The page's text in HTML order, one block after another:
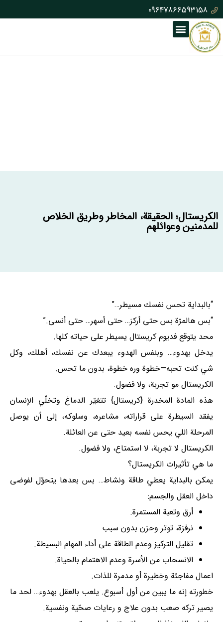
09647866593158
الكريستال؛ الحقيقة، المخاطر وطريق الخلاص
للمدمنين وعوائلهم
“بالبداية تحس نفسك مسيطر…”
“بس هالمرّة بس حتى أركز… حتى أسهر… حتى أنسى.”
محد يتوقع فديوم كريستال يسيطر على حياته كلها.
يدخل بهدوء… وبنفس الهدوء يبعدك عن نفسك، أهلك، وكل
شي كنت تحبه—خطوة وره خطوة، بدون ما تحس.
الكريستال مو تجربة، ولا فضول.
هذه المادة المخدرة {کریستال} تتغيّر الدماغ وتخلّي الإنسان
يفقد السيطرة على قراراته، مشاعره، وسلوكه، إلى أن يوصل
المرحلة اللي يحس نفسه بعید حتى عن العائلة.
الكريستال لا تجربة، لا استمتاع، ولا فضول.
ما هي تأثيرات الكريستال؟
يمكن بالبداية يعطي طاقة ونشاط… بس بعدها يتحوّل لفوضى
داخل العقل والجسم:
أرق وتعبة المستمرة.
نرفزة، توتر وحزن بدون سبب
تقليل التركيز وعدم الطاقة على أداء المهام البسيطة.
الانسحاب من الأسرة وعدم الاهتمام بالحياة.
اعمال مفاجئة وخطيرة أو مدمرة للذات.
خطورته إنه ما يبين من أول أسبوع. یلعب بالعقل بهدوء… لحد ما
يصير تركه صعب بدون علاج و رعايات صحّية ونفسية.